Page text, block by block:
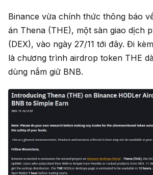
Binance vừa chính thức thông báo
án Thena (THE), một sàn giao dịch
(DEX), vào ngày 27/11 tới đây. Đi
là chương trình airdrop token THE
dùng nắm giữ BNB.